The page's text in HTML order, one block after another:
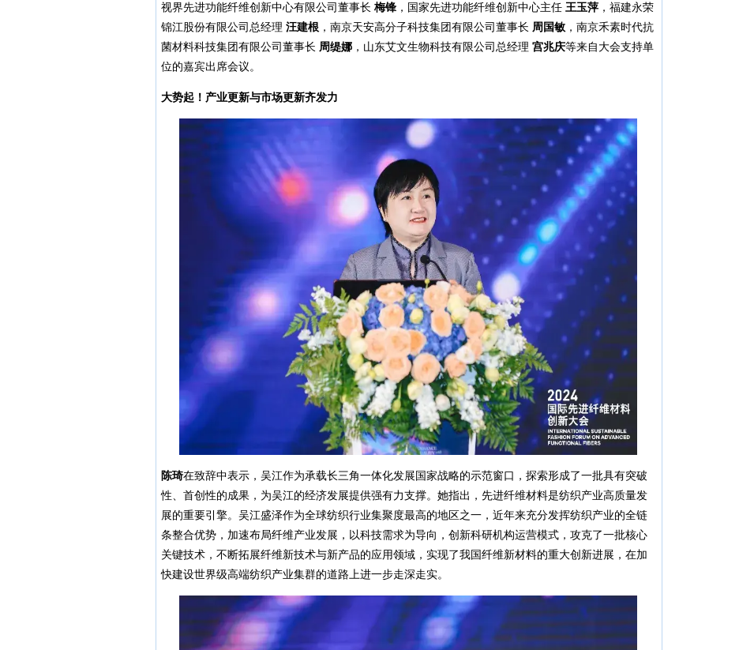
视界先进功能纤维创新中心有限公司董事长 梅锋 ，国家先进功能纤维创新中心主任 王玉萍 ，福建永荣
锦江股份有限公司总经理 汪建根 ，南京天安高分子科技集团有限公司董事长 周国敏 ，南京禾素时代抗
菌材料科技集团有限公司董事长 周缇娜 ，山东艾文生物科技有限公司总经理 宫兆庆等来自大会支持单
位的嘉宾出席会议。
大势起！产业更新与市场更新齐发力
陈琦在致辞中表示，吴江作为承载长三角一体化发展国家战略的示范窗口，探索形成了一批具有突破
性、首创性的成果，为吴江的经济发展提供强有力支撑。她指出，先进纤维材料是纺织产业高质量发
展的重要引擎。吴江盛泽作为全球纺织行业集聚度最高的地区之一，近年来充分发挥纺织产业的全链
条整合优势，加速布局纤维产业发展，以科技需求为导向，创新科研机构运营模式，攻克了一批核心
关键技术，不断拓展纤维新技术与新产品的应用领域，实现了我国纤维新材料的重大创新进展，在加
快建设世界级高端纺织产业集群的道路上进一步走深走实。